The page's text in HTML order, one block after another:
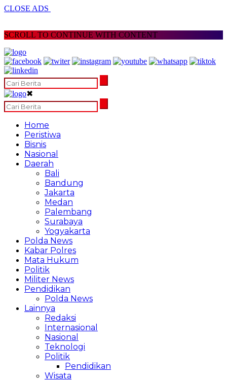
CLOSE ADS
SCROLL TO CONTINUE WITH CONTENT
✖
Home
Peristiwa
Bisnis
Nasional
Daerah
Bali
Bandung
Jakarta
Medan
Palembang
Surabaya
Yogyakarta
Polda News
Kabar Polres
Mata Hukum
Politik
Militer News
Pendidikan
Polda News
Lainnya
Redaksi
Internasional
Nasional
Teknologi
Politik
Pendidikan
Wisata